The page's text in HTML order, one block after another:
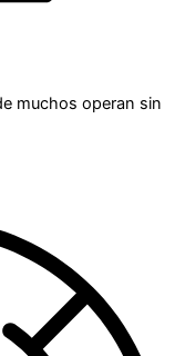
muchos operan sin